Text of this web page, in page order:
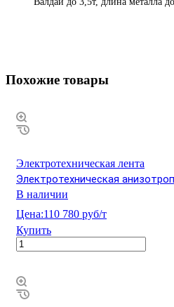
Похожие товары
Электротехническая лента
Электротехническая
В наличии
Цена:110 780 руб/т
Купить